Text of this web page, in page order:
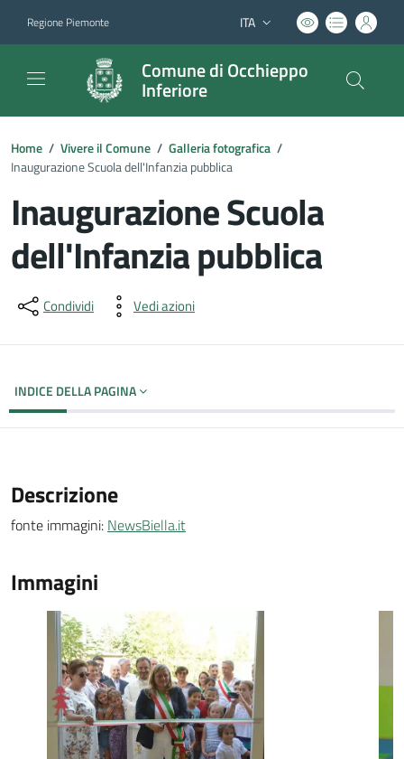
Regione Piemonte Lingua attiva:
ITA
Comune di Occhieppo
Inferiore
Home / Vivere il Comune / Galleria fotografica /
Inaugurazione Scuola dell'Infanzia pubblica
Inaugurazione Scuola
dell'Infanzia pubblica
Dettagli del documento
Condividi Vedi azioni
INDICE DELLA PAGINA
Descrizione
fonte immagini: NewsBiella.it
Immagini